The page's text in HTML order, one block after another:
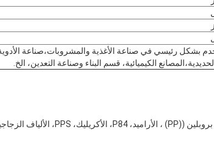
بشكل رئيسي في صناعة الأغذية والمشروبات،صناعة
الكيميائية، قسم البناء وصناعة التعدين، الخ.